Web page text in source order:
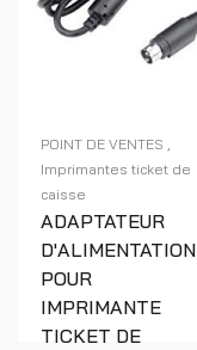
POINT DE VENTES
Imprimantes ticket de
caisse
ADAPTATEUR
D'ALIMENTATION
POUR
IMPRIMANTE
TICKET DE